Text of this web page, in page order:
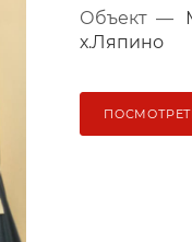
Объект —
х.Ляпино